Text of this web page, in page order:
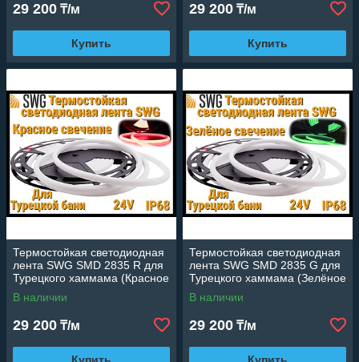
29 200 ₸/м
Купить
29 200 ₸/м
Купить
Термостойкая светодиодная
лента SWG SMD 2835 R для
Турецкого хаммама (Красное
свечение, 5 м, 24V, 12 Вт/м,
IP68)
В наличии
29 200 ₸/м
Термостойкая светодиодная
лента SWG SMD 2835 G для
Турецкого хаммама (Зелёное
свечение, 5 м, 24V, 12 Вт/м,
IP68)
В наличии
29 200 ₸/м